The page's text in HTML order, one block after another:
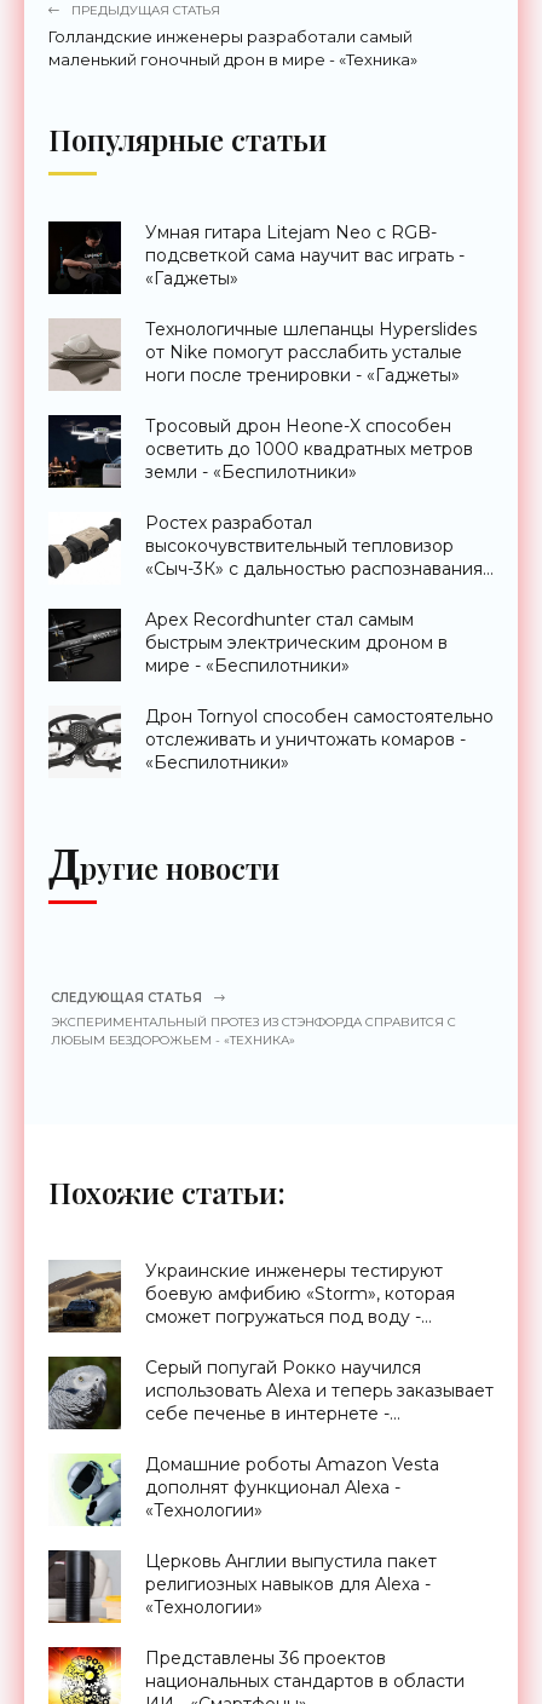
ПРЕДЫДУЩАЯ СТАТЬЯ
Голландские инженеры разработали самый
маленький гоночный дрон в мире - «Техника»
Популярные статьи
Умная гитара Litejam Neo с RGB-
подсветкой сама научит вас играть -
«Гаджеты»
Технологичные шлепанцы Hyperslides
от Nike помогут расслабить усталые
ноги после тренировки - «Гаджеты»
Тросовый дрон Heone-X способен
осветить до 1000 квадратных метров
земли - «Беспилотники»
Ростех разработал
высокочувствительный тепловизор
«Сыч-3К» с дальностью распознавания
Apex Recordhunter стал самым
быстрым электрическим дроном в
мире - «Беспилотники»
Дрон Tornyol способен самостоятельно
отслеживать и уничтожать комаров -
«Беспилотники»
Другие новости
СЛЕДУЮЩАЯ СТАТЬЯ
ЭКСПЕРИМЕНТАЛЬНЫЙ ПРОТЕЗ ИЗ СТЭНФОРДА СПРАВИТСЯ С
ЛЮБЫМ БЕЗДОРОЖЬЕМ - «ТЕХНИКА»
Похожие статьи:
Украинские инженеры тестируют
боевую амфибию «Storm», которая
сможет погружаться под воду -
Серый попугай Рокко научился
использовать Alexa и теперь заказывает
себе печенье в интернете -
Домашние роботы Amazon Vesta
дополнят функционал Alexa -
«Технологии»
Церковь Англии выпустила пакет
религиозных навыков для Alexa -
«Технологии»
Представлены 36 проектов
национальных стандартов в области